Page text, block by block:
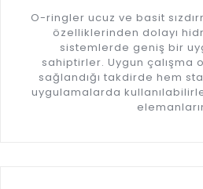
O-ringler ucuz ve basit
özelliklerinden dolayı
sistemlerde geniş bir
sahiptirler. Uygun çalışma
sağlandığı takdirde hem
uygulamalarda